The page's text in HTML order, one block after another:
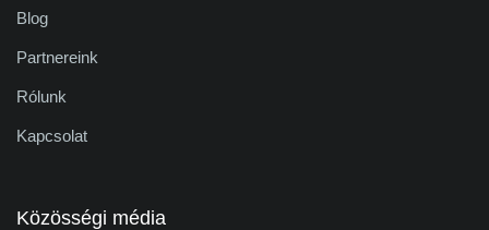
Blog
Partnereink
Rólunk
Kapcsolat
Közösségi média